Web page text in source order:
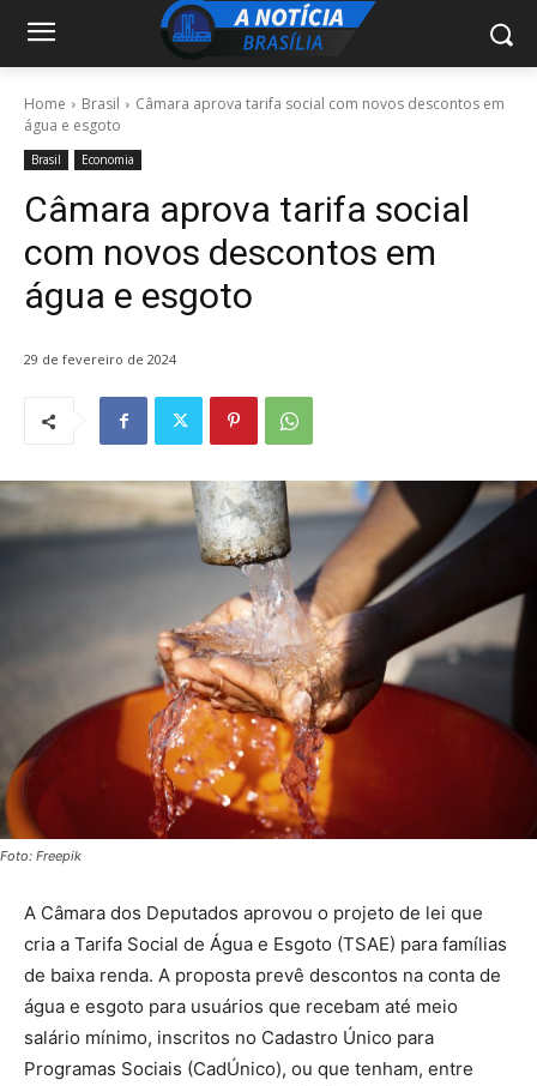
Home Brasil
Câmara aprova tarifa social com novos descontos em
água e esgoto
Brasil Economia
Câmara aprova tarifa social
com novos descontos em
água e esgoto
29 de fevereiro de 2024
Foto: Freepik
A Câmara dos Deputados aprovou o projeto de lei que
cria a Tarifa Social de Água e Esgoto (TSAE) para famílias
de baixa renda. A proposta prevê descontos na conta de
água e esgoto para usuários que recebam até meio
salário mínimo, inscritos no Cadastro Único para
Programas Sociais (CadÚnico), ou que tenham, entre